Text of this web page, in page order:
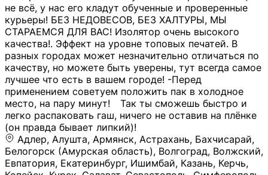
не всё, у нас его кладут обученные и проверенные
курьеры! БЕЗ НЕДОВЕСОВ, БЕЗ ХАЛТУРЫ, МЫ
СТАРАЕМСЯ ДЛЯ ВАС! Изолятор очень высокого
качества!. Эффект на уровне топовых печатей. В
разных городах может незначительно отличаться по
качеству, но можете быть уверены, тут всегда самое
лучшее что есть в вашем городе! -Перед
применением советуем положить пак в холодное
место, на пару минут!⠀ Так ты сможешь быстро и
легко распаковать гаш, ничего не оставив на плёнке
(он правда бывает липкий)!
Адлер, Алушта, Армянск, Астрахань, Бахчисарай,
Белогорск (Амурская область), Волгоград, Волжский,
Евпатория, Екатеринбург, Ишимбай, Казань, Керчь,